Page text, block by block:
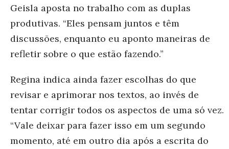
Geisla aposta no trabalho com as duplas
produtivas. “Eles pensam juntos e têm
discussões, enquanto eu aponto maneiras de
refletir sobre o que estão fazendo.”
Regina indica ainda fazer escolhas do que
revisar e aprimorar nos textos, ao invés de
tentar corrigir todos os aspectos de uma só vez.
“Vale deixar para fazer isso em um segundo
momento, até em outro dia após a escrita do